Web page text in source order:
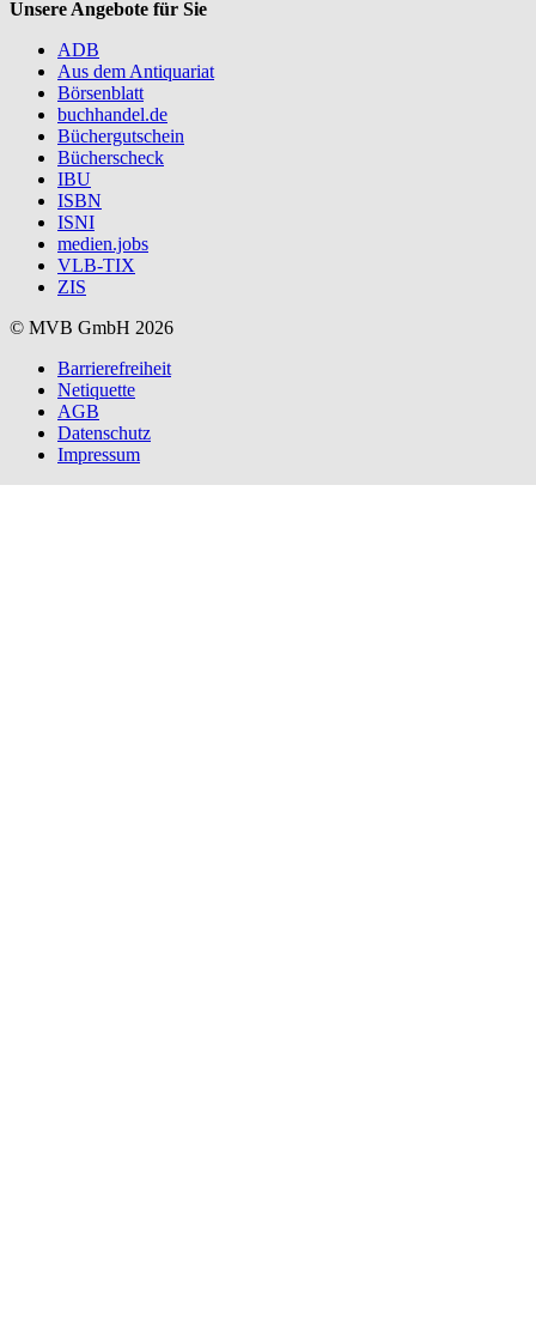
Unsere Angebote für Sie
ADB
Aus dem Antiquariat
Börsenblatt
buchhandel.de
Büchergutschein
Bücherscheck
IBU
ISBN
ISNI
medien.jobs
VLB-TIX
ZIS
© MVB GmbH 2026
Barrierefreiheit
Netiquette
AGB
Datenschutz
Impressum